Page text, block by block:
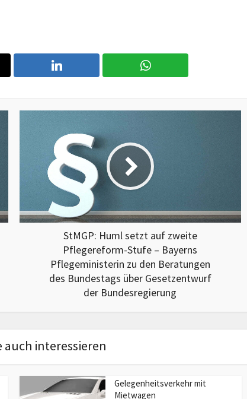
StMGP: Huml setzt auf zweite
Pflegereform-Stufe – Bayerns
Pflegeministerin zu den Beratungen
des Bundestags über Gesetzentwurf
der Bundesregierung
auch interessieren
Gelegenheitsverkehr mit
Mietwagen